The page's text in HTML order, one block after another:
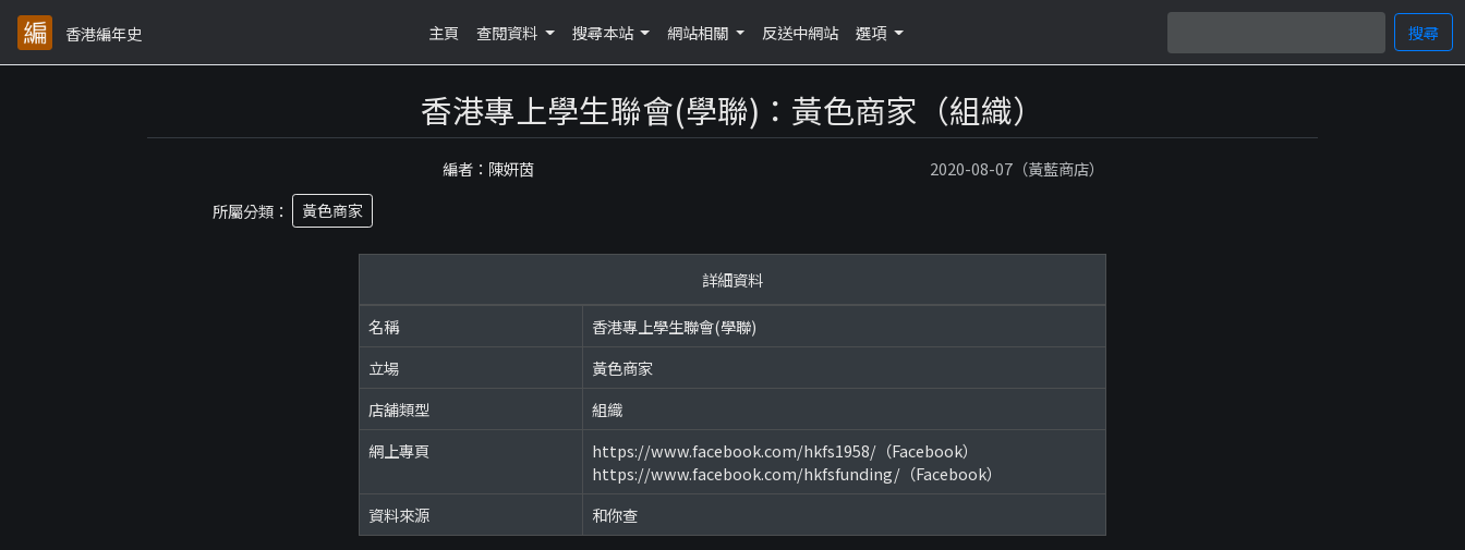
香港編年史 主頁 查閱資料 搜尋本站 網站相關 反送中網站 選項 搜尋
香港專上學生聯會(學聯)：黃色商家（組織）
編者：陳妍茵
2020-08-07（黃藍商店）
所屬分類：
黃色商家
詳細資料
名稱
香港專上學生聯會(學聯)
立場
黃色商家
店舖類型
組織
網上專頁
https://www.facebook.com/hkfs1958/（Facebook）
https://www.facebook.com/hkfsfunding/（Facebook）
資料來源
和你查